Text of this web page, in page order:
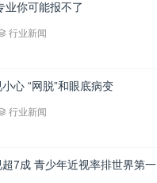
业你可能报不了
行业新闻
心 “网脱”和眼底病变
行业新闻
7成 青少年近视率排世界第一